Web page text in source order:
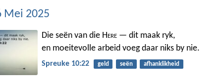
Mei 2025
Die seën van die Here — dit maak ryk,
en moeitevolle arbeid voeg daar niks by nie.
Spreuke 10:22 geld seën afhanklikheid